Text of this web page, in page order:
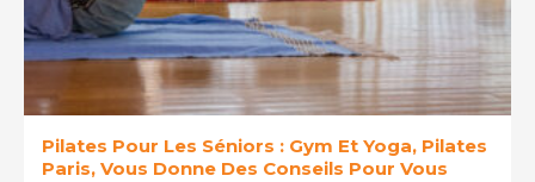
Pilates Pour Les Séniors : Gym Et Yoga, Pilates
Paris, Vous Donne Des Conseils Pour Vous